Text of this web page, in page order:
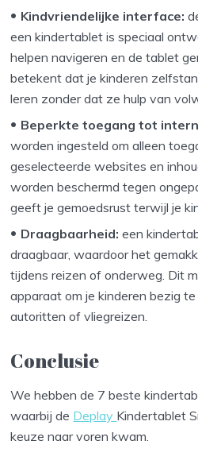
Kindvriendelijke interface:
een kindertablet is speciaal
helpen navigeren en de tablet
betekent dat je kinderen
leren zonder dat ze hulp van
Beperkte toegang tot
worden ingesteld om alleen
geselecteerde websites en
worden beschermd tegen
geeft je gemoedsrust terwijl je
Draagbaarheid:een
draagbaar, waardoor het
tijdens reizen of onderweg. Dit
apparaat om je kinderen bezig
autoritten of vliegreizen.
Conclusie
We hebben de 7 beste
waarbij de Deplay Kindertablet
keuze naar voren kwam.